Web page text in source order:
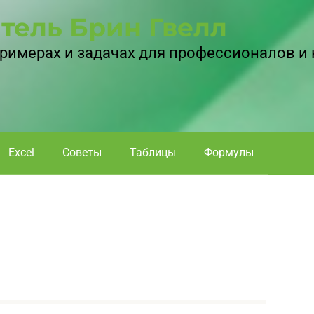
Брин Гвелл
и задачах для профессионалов и
Excel Советы Таблицы Формулы